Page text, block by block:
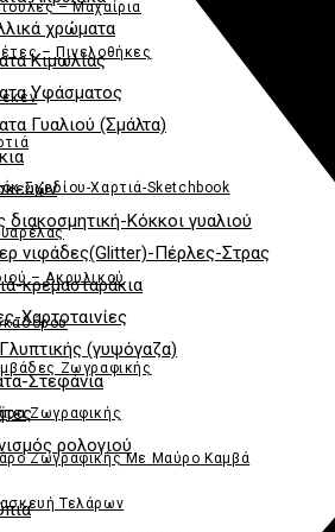
– Μαχαίρια
– Πινελοθήκες
Σχεδίου-Χαρτιά-Sketchbook
– Ακρυλικού
Ζωγραφικής
Ζωγραφικής
Ζωγραφικής Με Μαύρο Καμβά
Τελάρων
χρώματα
Κιμωλίας
Υφάσματος
Γυαλιού (Σμάλτα)
διακοσμητική-Κόκκοι γυαλιού
νιφάδες(Glitter)-Πέρλες-Στρας
κρεμασταράκια
Χαρτοταινίες
(γυψόγαζα)
Στεφάνια
ρολογιού